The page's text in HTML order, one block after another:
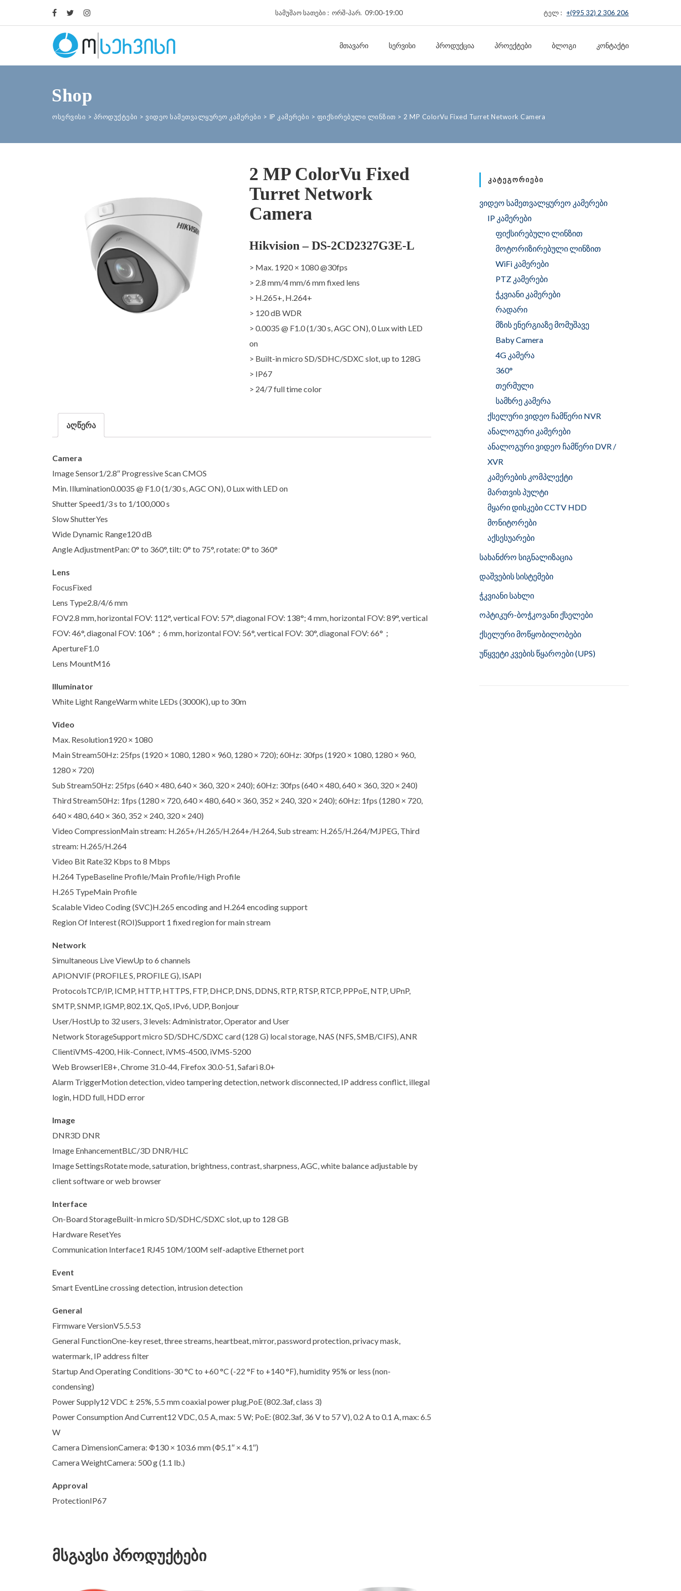
სამუშაო სათები : ორშ‑პარ. 09:00‑19:00 ტელ : +(995 32) 2 306 206
ᲛᲗᲐᲕᲐᲠᲘ ᲡᲔᲠᲕᲘᲡᲘ ᲞᲠᲝᲓᲣᲥᲪᲘᲐ ᲞᲠᲝᲔᲥᲢᲔᲑᲘ ᲑᲚᲝᲒᲘ ᲙᲝᲜᲢᲐᲥᲢᲘ
Shop
ოსერვისი > პროდუქტები > ვიდეო სამეთვალყურეო კამერები > IP კამერები > ფიქსირებული ლინზით > 2 MP ColorVu Fixed Turret Network Camera
2 MP ColorVu Fixed
Turret Network
Camera
Hikvision – DS-2CD2327G3E-L
> Max. 1920 × 1080 @30fps
> 2.8 mm/4 mm/6 mm fixed lens
> H.265+, H.264+
> 120 dB WDR
> 0.0035 @ F1.0 (1/30 s, AGC ON), 0 Lux with LED
on
> Built-in micro SD/SDHC/SDXC slot, up to 128G
> IP67
> 24/7 full time color
აღწერა
Camera
Image Sensor1/2.8″ Progressive Scan CMOS
Min. Illumination0.0035 @ F1.0 (1/30 s, AGC ON), 0 Lux with LED on
Shutter Speed1/3 s to 1/100,000 s
Slow ShutterYes
Wide Dynamic Range120 dB
Angle AdjustmentPan: 0° to 360°, tilt: 0° to 75°, rotate: 0° to 360°
Lens
FocusFixed
Lens Type2.8/4/6 mm
FOV2.8 mm, horizontal FOV: 112°, vertical FOV: 57°, diagonal FOV: 138°; 4 mm, horizontal FOV: 89°, vertical
FOV: 46°, diagonal FOV: 106°；6 mm, horizontal FOV: 56°, vertical FOV: 30°, diagonal FOV: 66°；
ApertureF1.0
Lens MountM16
Illuminator
White Light RangeWarm white LEDs (3000K), up to 30m
Video
Max. Resolution1920 × 1080
Main Stream50Hz: 25fps (1920 × 1080, 1280 × 960, 1280 × 720); 60Hz: 30fps (1920 × 1080, 1280 × 960,
1280 × 720)
Sub Stream50Hz: 25fps (640 × 480, 640 × 360, 320 × 240); 60Hz: 30fps (640 × 480, 640 × 360, 320 × 240)
Third Stream50Hz: 1fps (1280 × 720, 640 × 480, 640 × 360, 352 × 240, 320 × 240); 60Hz: 1fps (1280 × 720,
640 × 480, 640 × 360, 352 × 240, 320 × 240)
Video CompressionMain stream: H.265+/H.265/H.264+/H.264, Sub stream: H.265/H.264/MJPEG, Third
stream: H.265/H.264
Video Bit Rate32 Kbps to 8 Mbps
H.264 TypeBaseline Profile/Main Profile/High Profile
H.265 TypeMain Profile
Scalable Video Coding (SVC)H.265 encoding and H.264 encoding support
Region Of Interest (ROI)Support 1 fixed region for main stream
Network
Simultaneous Live ViewUp to 6 channels
APIONVIF (PROFILE S, PROFILE G), ISAPI
ProtocolsTCP/IP, ICMP, HTTP, HTTPS, FTP, DHCP, DNS, DDNS, RTP, RTSP, RTCP, PPPoE, NTP, UPnP,
SMTP, SNMP, IGMP, 802.1X, QoS, IPv6, UDP, Bonjour
User/HostUp to 32 users, 3 levels: Administrator, Operator and User
Network StorageSupport micro SD/SDHC/SDXC card (128 G) local storage, NAS (NFS, SMB/CIFS), ANR
ClientiVMS-4200, Hik-Connect, iVMS-4500, iVMS-5200
Web BrowserIE8+, Chrome 31.0-44, Firefox 30.0-51, Safari 8.0+
Alarm TriggerMotion detection, video tampering detection, network disconnected, IP address conflict, illegal
login, HDD full, HDD error
Image
DNR3D DNR
Image EnhancementBLC/3D DNR/HLC
Image SettingsRotate mode, saturation, brightness, contrast, sharpness, AGC, white balance adjustable by
client software or web browser
Interface
On-Board StorageBuilt-in micro SD/SDHC/SDXC slot, up to 128 GB
Hardware ResetYes
Communication Interface1 RJ45 10M/100M self-adaptive Ethernet port
Event
Smart EventLine crossing detection, intrusion detection
General
Firmware VersionV5.5.53
General FunctionOne-key reset, three streams, heartbeat, mirror, password protection, privacy mask,
watermark, IP address filter
Startup And Operating Conditions-30 °C to +60 °C (-22 °F to +140 °F), humidity 95% or less (non-
condensing)
Power Supply12 VDC ± 25%, 5.5 mm coaxial power plug,PoE (802.3af, class 3)
Power Consumption And Current12 VDC, 0.5 A, max: 5 W; PoE: (802.3af, 36 V to 57 V), 0.2 A to 0.1 A, max: 6.5
W
Camera DimensionCamera: Φ130 × 103.6 mm (Φ5.1″ × 4.1″)
Camera WeightCamera: 500 g (1.1 lb.)
Approval
ProtectionIP67
მსგავსი პროდუქტები
ᲙᲐᲢᲔᲒᲝᲠᲘᲔᲑᲘ
ვიდეო სამეთვალყურეო კამერები
IP კამერები
ფიქსირებული ლინზით
მოტორიზირებული ლინზით
WiFi კამერები
PTZ კამერები
ჭკვიანი კამერები
რადარი
მზის ენერგიაზე მომუშავე
Baby Camera
4G კამერა
360°
თერმული
სამხრე კამერა
ქსელური ვიდეო ჩამწერი NVR
ანალოგური კამერები
ანალოგური ვიდეო ჩამწერი DVR /
XVR
კამერების კომპლექტი
მართვის პულტი
მყარი დისკები CCTV HDD
მონიტორები
აქსესუარები
სახანძრო სიგნალიზაცია
დაშვების სისტემები
ჭკვიანი სახლი
ოპტიკურ-ბოჭკოვანი ქსელები
ქსელური მოწყობილობები
უწყვეტი კვების წყაროები (UPS)